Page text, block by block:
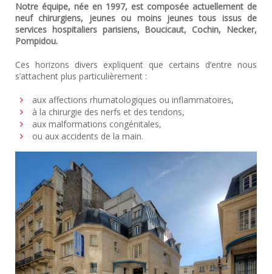
Notre équipe, née en 1997, est composée actuellement de
neuf chirurgiens, jeunes ou moins jeunes tous issus de
services hospitaliers parisiens, Boucicaut, Cochin, Necker,
Pompidou.
Ces horizons divers expliquent que certains d’entre nous
s’attachent plus particulièrement :
aux affections rhumatologiques ou inflammatoires,
à la chirurgie des nerfs et des tendons,
aux malformations congénitales,
ou aux accidents de la main.